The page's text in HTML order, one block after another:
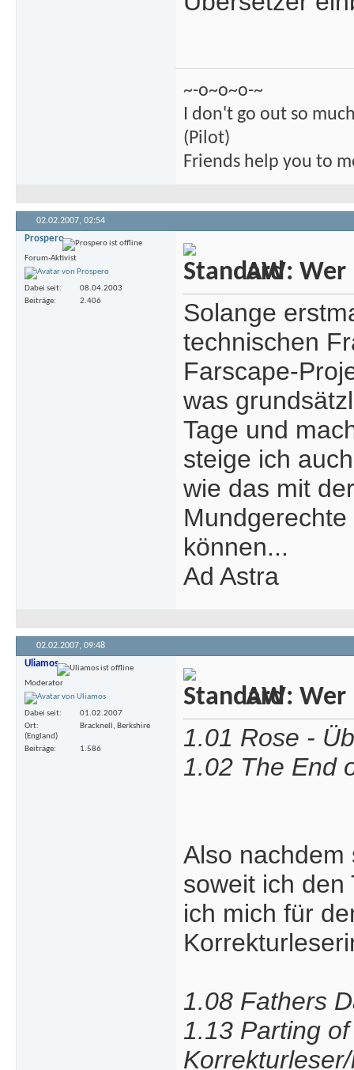
~-o~o~o-~
I don't go out so
(Pilot)
Friends help you to
02.02.2007, 02:54
Prospero
Forum-Aktivist
Dabei seit
08.04.2003
Beiträge
2.406
AW: Wer
Solange
technischen
Farscape-
was
Tage und
steige ich
wie das mit
können...
Ad Astra
02.02.2007, 09:48
Uliamos
Moderator
Dabei seit
01.02.2007
Ort
Bracknell, Berkshire
(England)
Beiträge
1.586
AW: Wer
1.01 Rose -
1.02 The End
Also nachdem
soweit ich
ich mich für
1.08 Fathers
1.13 Parting